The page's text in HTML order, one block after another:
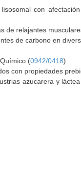
con
de relajantes
de carbono en
(0942/0418)
con propiedades
azucarera y